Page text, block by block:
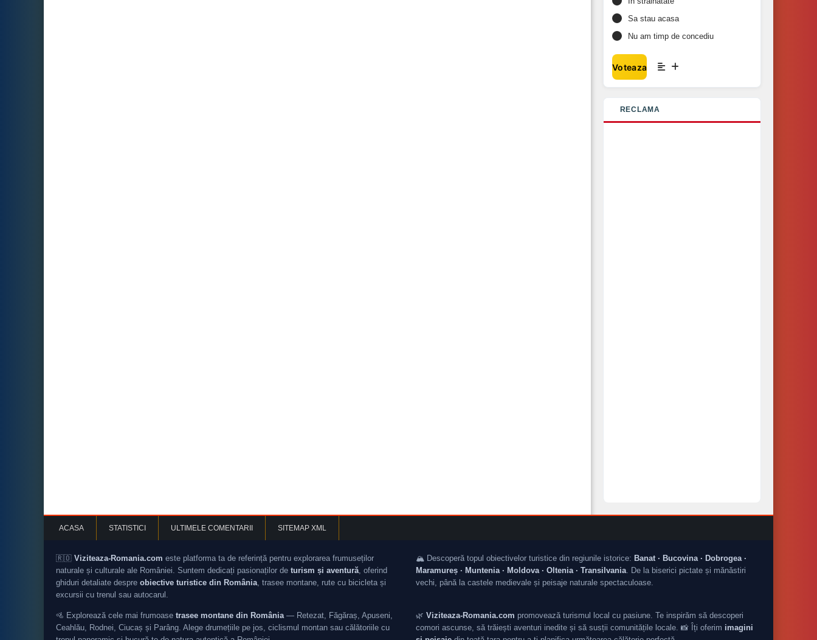
Sa stau acasa
Nu am timp de concediu
Voteaza
RECLAMA
ACASA STATISTICI ULTIMELE COMENTARII SITEMAP XML
🇷🇴 Viziteaza-Romania.com este platforma ta de referință pentru explorarea frumuseților
naturale și culturale ale României. Suntem dedicați pasionaților de turism și aventură, oferind
ghiduri detaliate despre obiective turistice din România, trasee montane, rute cu bicicleta și
excursii cu trenul sau autocarul.
🏔️ Descoperă topul obiectivelor turistice din regiunile istorice: Banat · Bucovina · Dobrogea ·
Maramureș · Muntenia · Moldova · Oltenia · Transilvania. De la biserici pictate și mănăstiri
vechi, până la castele medievale și peisaje naturale spectaculoase.
🚵 Explorează cele mai frumoase trasee montane din România— Retezat, Făgăraș, Apuseni,
Ceahlău, Rodnei, Ciucaș și Parâng. Alege drumețiile pe jos, ciclismul montan sau călătoriile cu
🌿 Viziteaza-Romania.com promovează turismul local cu pasiune. Te inspirăm să descoperi
comori ascunse, să trăiești aventuri inedite și să susții comunitățile locale. 📸 Îți oferim imagini